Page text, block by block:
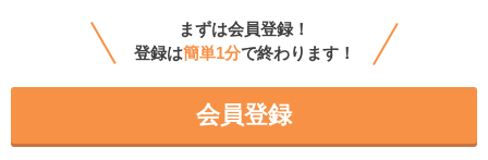
まずは会員登録！
登録は簡単1分で終わります！
会員登録